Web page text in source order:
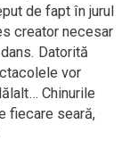
de fapt în jurul
creator necesar
Datorită
vor
Chinurile
fiecare seară,